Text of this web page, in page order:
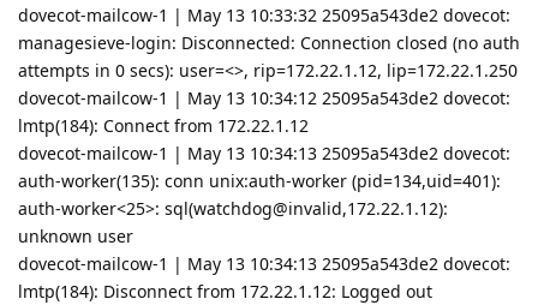
dovecot-mailcow-1 | May 13 10:33:32 25095a543de2 dovecot:
managesieve-login: Disconnected: Connection closed (no auth
attempts in 0 secs): user=<>, rip=172.22.1.12, lip=172.22.1.250
dovecot-mailcow-1 | May 13 10:34:12 25095a543de2 dovecot:
lmtp(184): Connect from 172.22.1.12
dovecot-mailcow-1 | May 13 10:34:13 25095a543de2 dovecot:
auth-worker(135): conn unix:auth-worker (pid=134,uid=401):
auth-worker<25>: sql(watchdog@invalid,172.22.1.12):
unknown user
dovecot-mailcow-1 | May 13 10:34:13 25095a543de2 dovecot:
lmtp(184): Disconnect from 172.22.1.12: Logged out